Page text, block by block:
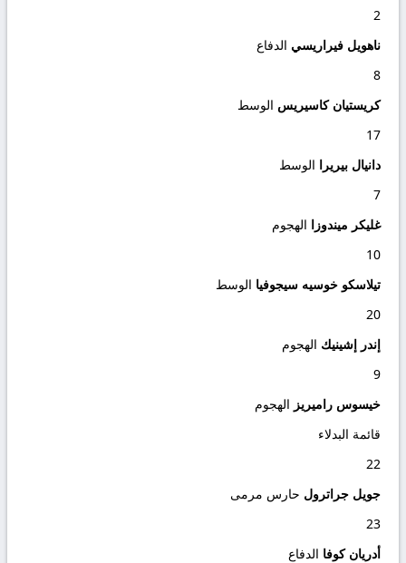
2
ناهويل فيراريسي الدفاع
8
كريستيان كاسيريس الوسط
17
دانيال بيريرا الوسط
7
غليكر ميندوزا الهجوم
10
تيلاسكو خوسيه سيجوفيا الوسط
20
إندر إشينيك الهجوم
9
خيسوس راميريز الهجوم
قائمة البدلاء
22
جويل جراترول حارس مرمى
23
أدريان كوفا الدفاع